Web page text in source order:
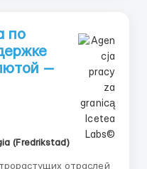
по
—
(Fredrikstad)
отраслей